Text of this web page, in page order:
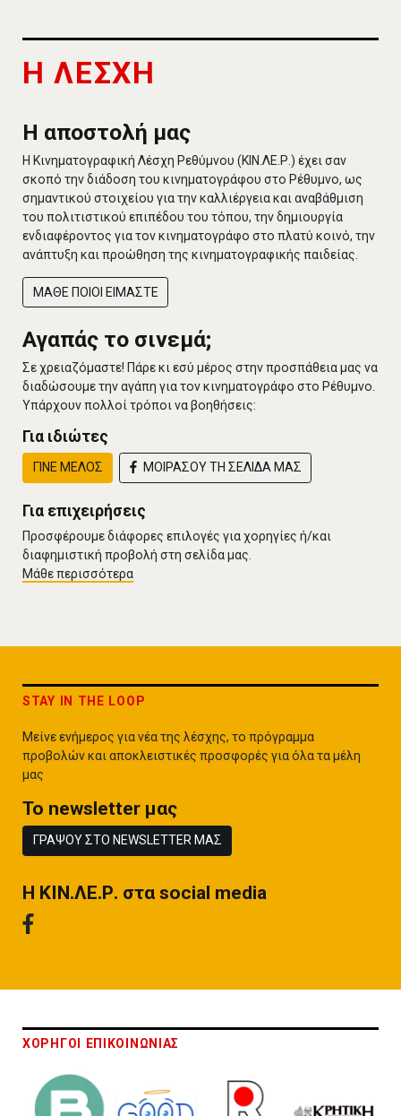
Η ΛΕΣΧΗ
Η αποστολή μας
Η Κινηματογραφική Λέσχη Ρεθύμνου (ΚΙΝ.ΛΕ.Ρ.) έχει σαν
σκοπό την διάδοση του κινηματογράφου στο Ρέθυμνο, ως
σημαντικού στοιχείου για την καλλιέργεια και αναβάθμιση
του πολιτιστικού επιπέδου του τόπου, την δημιουργία
ενδιαφέροντος για τον κινηματογράφο στο πλατύ κοινό, την
ανάπτυξη και προώθηση της κινηματογραφικής παιδείας.
ΜΑΘΕ ΠΟΙΟΙ ΕΙΜΑΣΤΕ
Αγαπάς το σινεμά;
Σε χρειαζόμαστε! Πάρε κι εσύ μέρος στην προσπάθεια μας να
διαδώσουμε την αγάπη για τον κινηματογράφο στο Ρέθυμνο.
Υπάρχουν πολλοί τρόποι να βοηθήσεις:
Για ιδιώτες
ΓΙΝΕ ΜΕΛΟΣ ΜΟΙΡΑΣΟΥ ΤΗ ΣΕΛΙΔΑ ΜΑΣ
Για επιχειρήσεις
Προσφέρουμε διάφορες επιλογές για χορηγίες ή/και
διαφημιστική προβολή στη σελίδα μας.
Μάθε περισσότερα
STAY IN THE LOOP
Μείνε ενήμερος για νέα της λέσχης, το πρόγραμμα
προβολών και αποκλειστικές προσφορές για όλα τα μέλη
μας
To newsletter μας
ΓΡΑΨΟΥ ΣΤΟ NEWSLETTER ΜΑΣ
H ΚΙΝ.ΛΕ.Ρ. στα social media
ΧΟΡΗΓΟΙ ΕΠΙΚΟΙΝΩΝΙΑΣ